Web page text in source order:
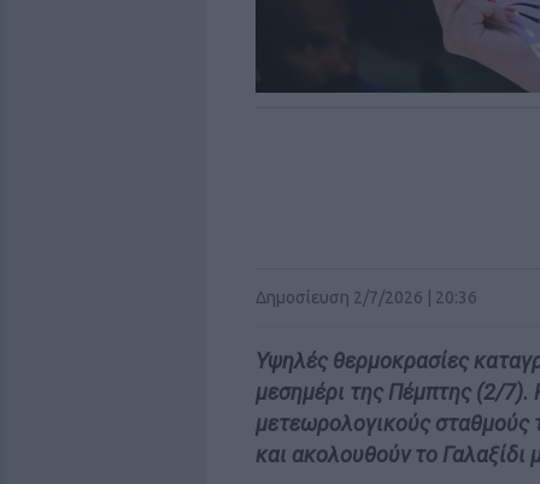
Δημοσίευση 2/7/2026 | 20:36
Υψηλές θερμοκρασίες
μεσημέρι της Πέμπτης (2/7).
μετεωρολογικούς σταθμούς
και ακολουθούν το Γαλαξίδι